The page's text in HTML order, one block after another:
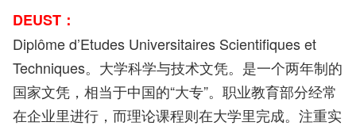
DEUST：
Diplôme d’Etudes Universitaires Scientifiques et
Techniques。大学科学与技术文凭。是一个两年制的
国家文凭，相当于中国的“大专”。职业教育部分经常
在企业里进行，而理论课程则在大学里完成。注重实